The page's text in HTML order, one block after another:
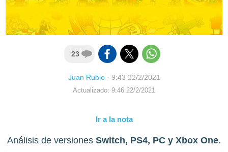
23
Juan Rubio· 9:43 22/2/2021
Actualizado: 9:46 22/2/2021
Ir a la nota
Análisis de versiones Switch, PS4, PC y Xbox One.